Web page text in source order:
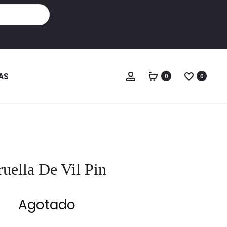
Cuenta
0 0
De Vil Pin
Agotado